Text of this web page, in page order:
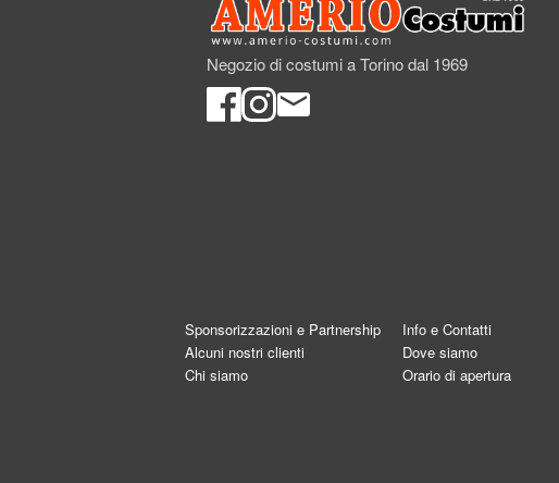
Negozio di costumi a Torino dal 1969
Sponsorizzazioni e Partnership
Alcuni nostri clienti
Chi siamo
Info e Contatti
Dove siamo
Orario di apertura